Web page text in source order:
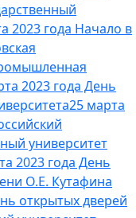
2023 года Начало в
2023 года День
25 марта
университет
2023 года День
О.Е. Кутафина
открытых дверей